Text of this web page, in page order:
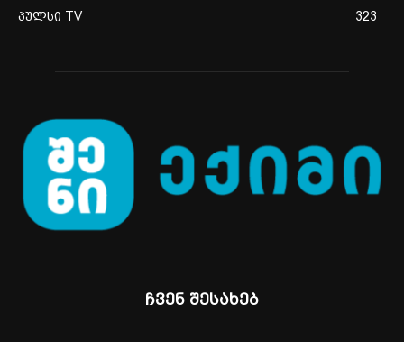
პულსი TV
323
ჩვენ შესახებ